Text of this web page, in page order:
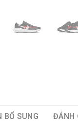
BỔ SUNG ĐÁNH